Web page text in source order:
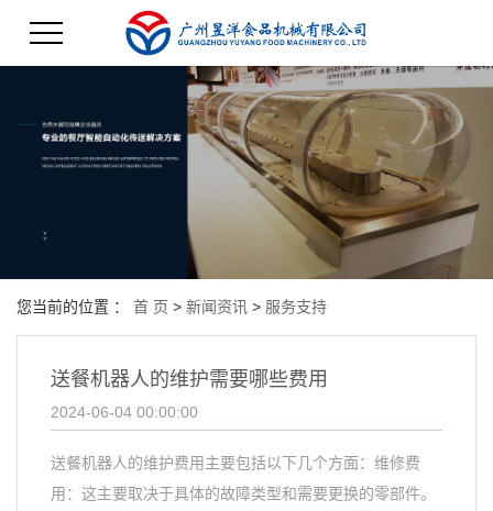
您当前的位置 ： 首 页 > 新闻资讯 > 服务支持
送餐机器人的维护需要哪些费用
2024-06-04 00:00:00
送餐机器人的维护费用主要包括以下几个方面：维修费
用：这主要取决于具体的故障类型和需要更换的零部件。